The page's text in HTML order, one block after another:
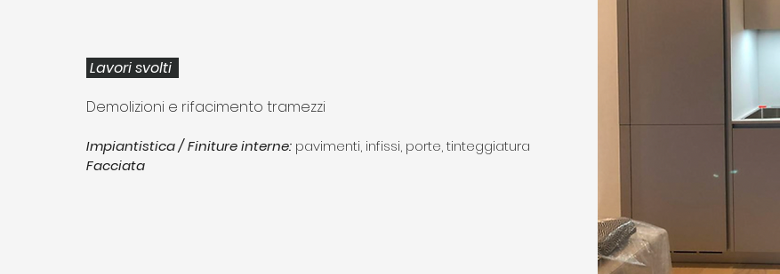
Lavori svolti
Demolizioni e rifacimento tramezzi
Impiantistica / Finiture interne: pavimenti, infissi, porte, tinteggiatura
Facciata